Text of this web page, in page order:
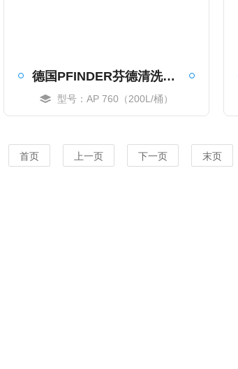
德国PFINDER芬德清洗剂原装大桶
型号：AP 760（200L/桶）
首页 上一页 下一页 末页